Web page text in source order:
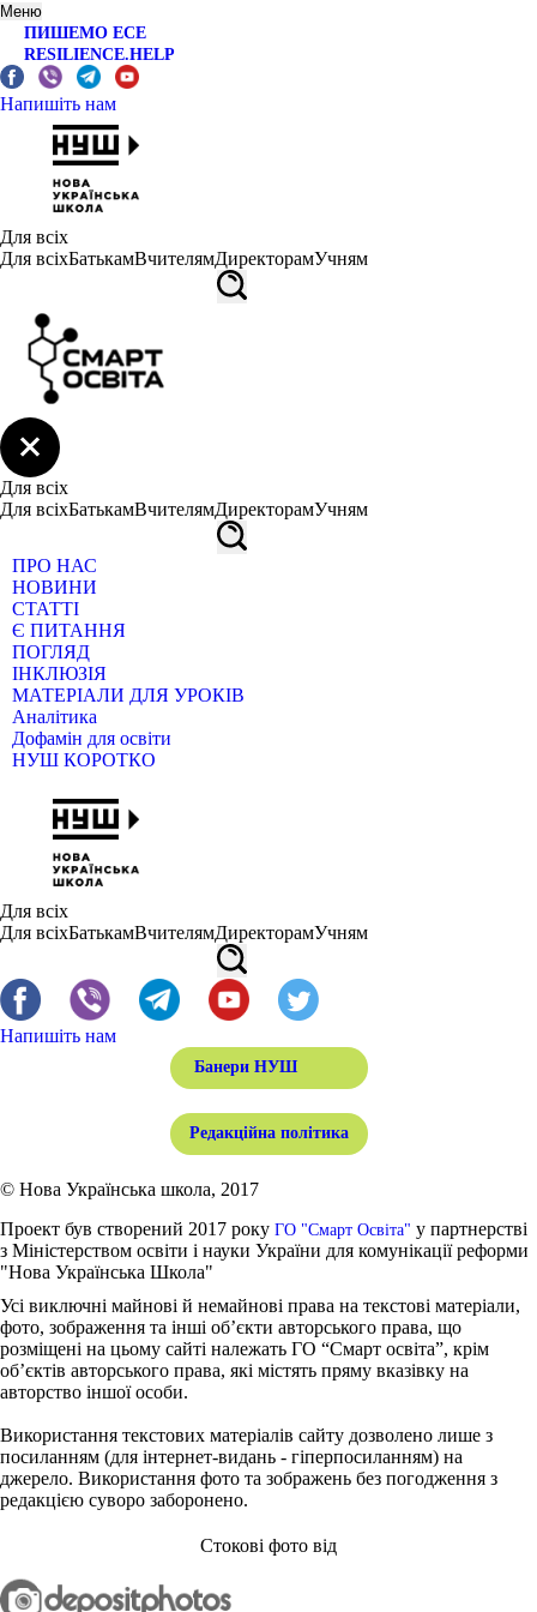
Меню
ПИШЕМО ЕСЕ
RESILIENCE.HELP
Напишіть нам
Для всіх
Для всіхБатькамВчителямДиректорамУчням
Для всіх
Для всіхБатькамВчителямДиректорамУчням
ПРО НАС
НОВИНИ
СТАТТІ
Є ПИТАННЯ
ПОГЛЯД
ІНКЛЮЗІЯ
МАТЕРІАЛИ ДЛЯ УРОКІВ
Аналітика
Дофамін для освіти
НУШ КОРОТКО
Для всіх
Для всіхБатькамВчителямДиректорамУчням
Напишіть нам
Банери НУШ
Редакційна політика
© Нова Українська школа, 2017
Проект був створений 2017 року ГО "Смарт Освіта" у партнерстві
з Міністерством освіти і науки України для комунікації реформи
"Нова Українська Школа"
Усі виключні майнові й немайнові права на текстові матеріали,
фото, зображення та інші об’єкти авторського права, що
розміщені на цьому сайті належать ГО “Смарт освіта”, крім
об’єктів авторського права, які містять пряму вказівку на
авторство іншої особи.
Використання текстових матеріалів сайту дозволено лише з
посиланням (для інтернет-видань - гіперпосиланням) на
джерело. Використання фото та зображень без погодження з
редакцією суворо заборонено.
Стокові фото від